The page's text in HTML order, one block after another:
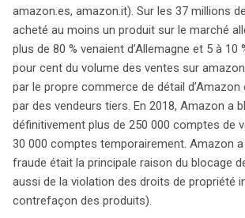
règles sur les retours restent
clients. Simultanément, la Commission
lancé une enquête sur l’utilisation des
vendeurs par Amazon, suspectant un
dominante. L’enquête se concentre sur
Amazon utilise les informations des
propres ventes, ce qui pourrait porter
concurrence sur son marché. Ces
soulignent la complexité des relations
de la technologie et leurs partenaires
en ouvrant la voie à de futures régulations.
amazon.es, amazon.it). Sur les 37 millions
acheté au moins un produit sur le marché
plus de 80 % venaient d’Allemagne et 5 à 10
pour cent du volume des ventes sur
par le propre commerce de détail
par des vendeurs tiers. En 2018, Amazon a
définitivement plus de 250 000 comptes de
30 000 comptes temporairement. Amazon a
fraude était la principale raison du blocage
aussi de la violation des droits de propriété
contrefaçon des produits).